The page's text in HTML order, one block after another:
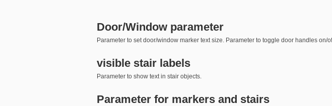
Door/Window parameter
Parameter to set door/window marker text size. Parameter to toggle door handles on/
visible stair labels
Parameter to show text in stair objects.
Parameter for markers and stairs